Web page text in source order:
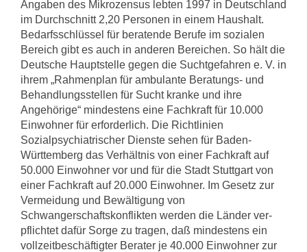
Angaben des Mikrozensus lebten 1997 in Deutschland
im Durchschnitt 2,20 Personen in ei­nem Haushalt.
Bedarfsschlüssel für beratende Berufe im sozialen
Bereich gibt es auch in anderen Bereichen. So hält die
Deutsche Hauptstelle gegen die Suchtgefahren e. V. in
ihrem „Rahmenplan für ambulante Beratungs- und
Behandlungsstellen für Sucht kranke und ihre
Angehörige“ mindestens eine Fachkraft für 10.000
Einwohner für erfor­derlich. Die Richtlinien
Sozialpsychiatrischer Dienste sehen für Baden-
Württemberg das Verhältnis von einer Fachkraft auf
50.000 Einwohner vor und für die Stadt Stuttgart von
einer Fachkraft auf 20.000 Einwohner. Im Gesetz zur
Ver­meidung und Bewältigung von
Schwangerschaftskonflikten werden die Länder ver­
pflichtet dafür Sorge zu tragen, daß mindestens ein
vollzeitbeschäftigter Berater je 40.000 Einwohner zur